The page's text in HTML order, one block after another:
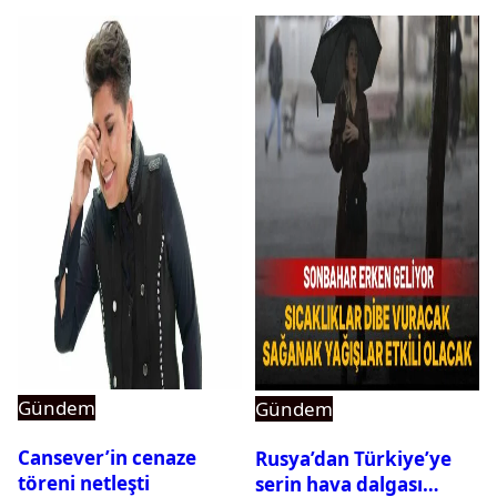
Gündem
Cansever’in cenaze
töreni netleşti
Gündem
Rusya’dan Türkiye’ye
serin hava dalgası